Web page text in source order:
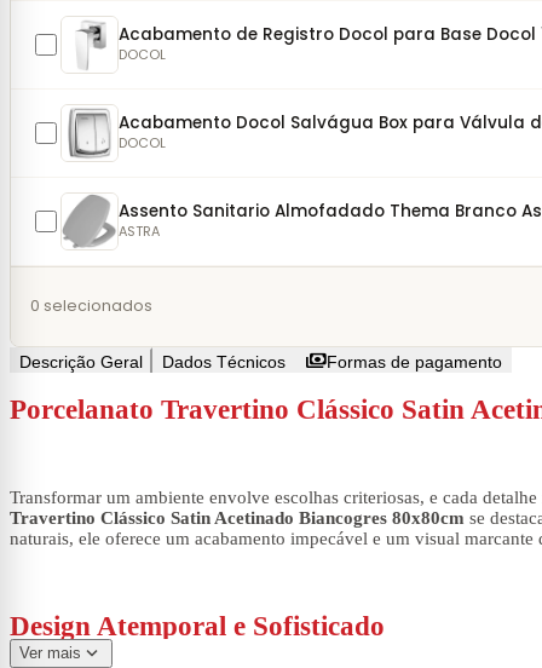
Acabamento de Registro Docol para Base Docol
DOCOL
Acabamento Docol Salvágua Box para Válvula
DOCOL
Assento Sanitario Almofadado Thema Branco
ASTRA
0 selecionados
Descrição Geral Dados Técnicos paymentsFormas de pagamento
Porcelanato Travertino Clássico Satin
Transformar um ambiente envolve escolhas criteriosas, e cada
Travertino Clássico Satin Acetinado Biancogres 80x80cm se
naturais, ele oferece um acabamento impecável e um visual marcante
Design Atemporal e Sofisticado
Ver mais expand_more